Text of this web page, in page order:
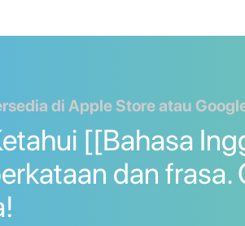
di Apple Store atau
[[Bahasa
dan frasa.